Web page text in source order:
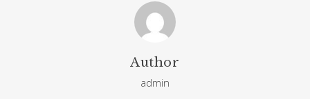
Author
admin